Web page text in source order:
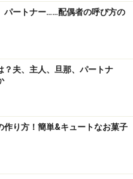
パートナー……配偶者の呼び方の
？夫、主人、旦那、パートナ
作り方！簡単&キュートなお菓子